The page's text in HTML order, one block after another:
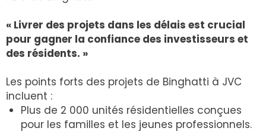
« Livrer des projets dans les délais est crucial
pour gagner la confiance des investisseurs et
des résidents. »
Les points forts des projets de Binghatti à JVC
incluent :
Plus de 2 000 unités résidentielles conçues
pour les familles et les jeunes professionnels.